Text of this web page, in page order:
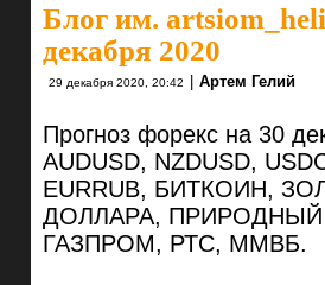
Блог им.
декабря 2020
29 декабря 2020, 20:42 Артем Гелий
Прогноз форекс на 30
AUDUSD, NZDUSD,
EURRUB, БИТКОИН,
ДОЛЛАРА, ПРИРОДНЫЙ
ГАЗПРОМ, РТС, ММВБ.